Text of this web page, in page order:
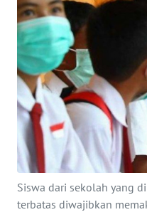
Siswa dari sekolah yang
terbatas diwajibkan
SAINS-TEKNO
KESEHATAN
INTERNASIONAL
SERBA-SERBI
PENDIDIKAN